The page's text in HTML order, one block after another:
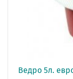
Ведро 5л.